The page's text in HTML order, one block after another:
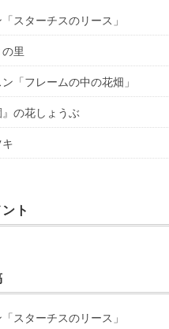
スターチスのリース」
里
「フレームの中の花畑」
』の花しょうぶ
ト
スターチスのリース」